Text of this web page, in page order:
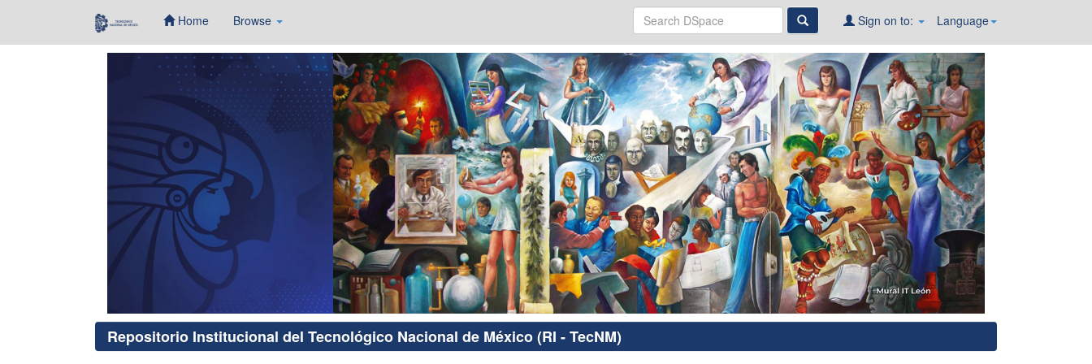
Home Browse Language
Sign on to:
Repositorio Institucional del Tecnológico Nacional de México (RI - TecNM)